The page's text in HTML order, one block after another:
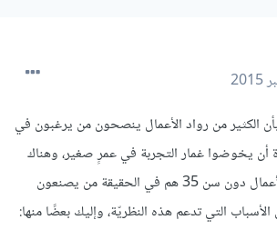
الكثير من رواد الأعمال ينصحون من يرغبون في
أن يخوضوا غمار التجربة في عمرٍ صغير، وهناك
قولٌ مشهورٌ أنّ رواد الأعمال دون سن 35 هم في الحقيقة من يصنعون
الأسباب التي تدعم هذه النظريّة، وإليك بعضًا منها: